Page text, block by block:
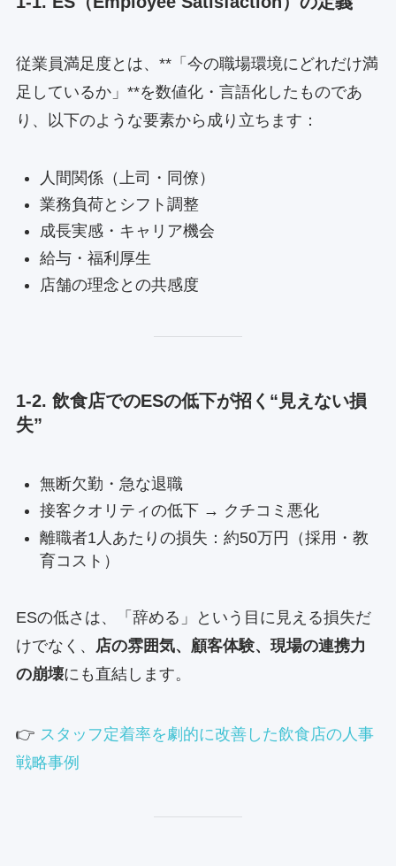
従業員満足度とは、**「今の職場環境にどれだけ満
足しているか」**を数値化・言語化したものであ
り、以下のような要素から成り立ちます：
人間関係（上司・同僚）
業務負荷とシフト調整
成長実感・キャリア機会
給与・福利厚生
店舗の理念との共感度
1-2. 飲食店でのESの低下が招く“見えない損
失”
無断欠勤・急な退職
接客クオリティの低下 → クチコミ悪化
離職者1人あたりの損失：約50万円（採用・教
育コスト）
ESの低さは、「辞める」という目に見える損失だ
けでなく、 店の雰囲気、顧客体験、現場の連携力
の崩壊にも直結します。
👉 スタッフ定着率を劇的に改善した飲食店の人事
戦略事例